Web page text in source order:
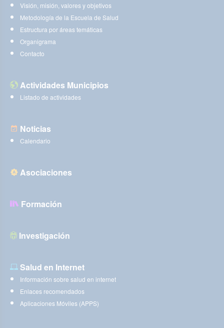
Visión, misión, valores y objetivos
Metodología de la Escuela de Salud
Estructura por áreas temáticas
Organigrama
Contacto
Actividades Municipios
Listado de actividades
Noticias
Calendario
Asociaciones
Formación
Investigación
Salud en Internet
Información sobre salud en internet
Enlaces recomendados
Aplicaciones Móviles (APPS)